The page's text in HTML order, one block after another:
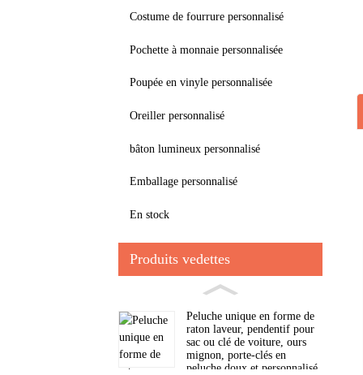
Costume de fourrure personnalisé
Pochette à monnaie personnalisée
Poupée en vinyle personnalisée
Oreiller personnalisé
bâton lumineux personnalisé
Emballage personnalisé
En stock
Produits vedettes
Peluche unique en forme de
raton laveur, pendentif pour
sac ou clé de voiture, ours
mignon, porte-clés en
peluche doux et personnalisé.